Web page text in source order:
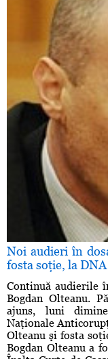
Noi audieri în
fosta soţie, la DNA
Continuă audierile
Bogdan Olteanu.
ajuns, luni
Naţionale
Olteanu şi fosta
Bogdan Olteanu a